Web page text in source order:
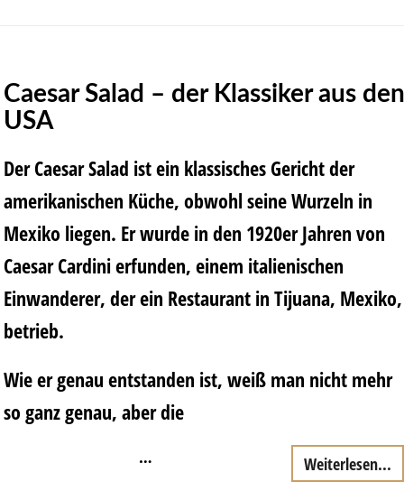
Caesar Salad – der Klassiker aus den
USA
Der Caesar Salad ist ein klassisches Gericht der
amerikanischen Küche, obwohl seine Wurzeln in
Mexiko liegen. Er wurde in den 1920er Jahren von
Caesar Cardini erfunden, einem italienischen
Einwanderer, der ein Restaurant in Tijuana, Mexiko,
betrieb.
Wie er genau entstanden ist, weiß man nicht mehr
so ganz genau, aber die
… Weiterlesen...